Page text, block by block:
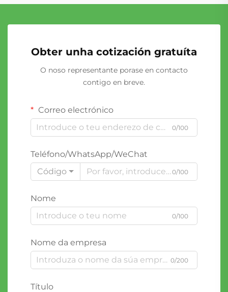
Obter unha cotización gratuíta
O noso representante porase en contacto
contigo en breve.
Correo electrónico
0/100
Teléfono/WhatsApp/WeChat
Código
0/100
Nome
0/100
Nome da empresa
0/200
Título